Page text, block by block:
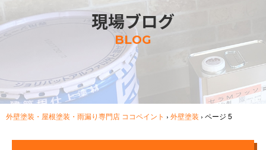
現場ブログ
BLOG
外壁塗装・屋根塗装・雨漏り専門店 ココペイント › 外壁塗装 › ページ 5